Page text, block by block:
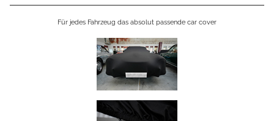
Für jedes Fahrzeug das absolut passende car cover